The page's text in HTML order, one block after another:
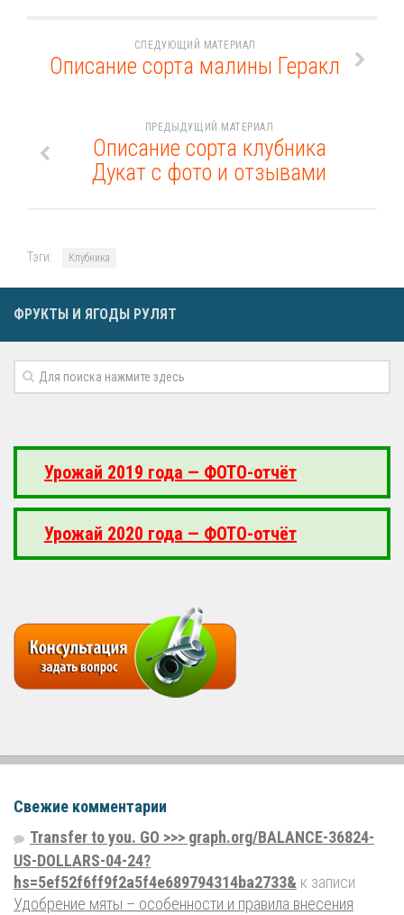
СЛЕДУЮЩИЙ МАТЕРИАЛ
Описание сорта малины Геракл
ПРЕДЫДУЩИЙ МАТЕРИАЛ
Описание сорта клубника
Дукат с фото и отзывами
Тэги: Клубника
ФРУКТЫ И ЯГОДЫ РУЛЯТ
Урожай 2019 года — ФОТО-отчёт
Урожай 2020 года — ФОТО-отчёт
Свежие комментарии
Transfer to you. GO >>> graph.org/BALANCE-36824-
US-DOLLARS-04-24?
hs=5ef52f6ff9f2a5f4e689794314ba2733& к записи
Удобрение мяты – особенности и правила внесения